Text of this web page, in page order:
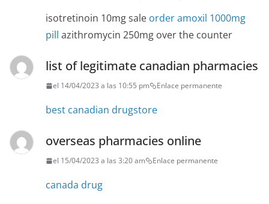
isotretinoin 10mg sale order amoxil 1000mg
pill azithromycin 250mg over the counter
list of legitimate canadian pharmacies
el 14/04/2023 a las 10:55 pm Enlace permanente
best canadian drugstore
overseas pharmacies online
el 15/04/2023 a las 3:20 am Enlace permanente
canada drug